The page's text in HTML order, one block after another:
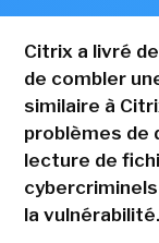
Citrix a livré
de combler
similaire à
problèmes de
lecture de
la vulnérabilité.